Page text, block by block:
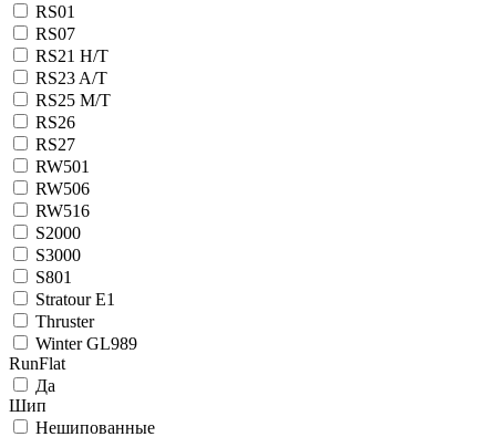
RS01
RS07
RS21 H/T
RS23 A/T
RS25 M/T
RS26
RS27
RW501
RW506
RW516
S2000
S3000
S801
Stratour E1
Thruster
Winter GL989
RunFlat
Да
Шип
Нешипованные